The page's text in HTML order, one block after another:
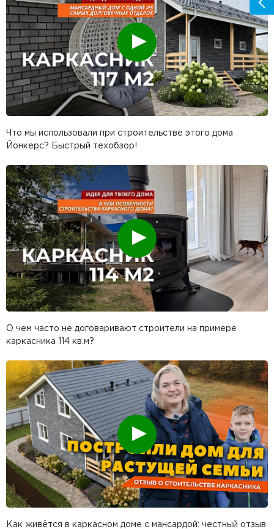
Смотреть
Что мы использовали при строительстве этого дома
Йонкерс? Быстрый техобзор!
Смотреть
О чем часто не договаривают строители на примере
каркасника 114 кв.м?
Смотреть
Как живётся в каркасном доме с мансардой: честный отзыв